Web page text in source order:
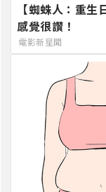
【蜘蛛人：重
感覺很讚！
電影新星聞